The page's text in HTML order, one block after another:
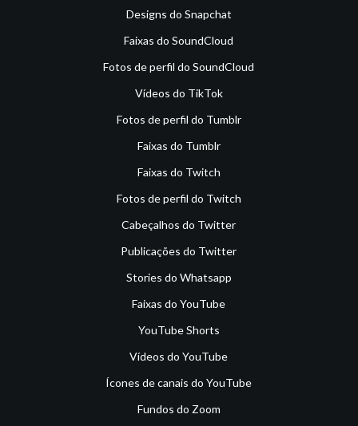
Designs do Snapchat
Faixas do SoundCloud
Fotos de perfil do SoundCloud
Vídeos do TikTok
Fotos de perfil do Tumblr
Faixas do Tumblr
Faixas do Twitch
Fotos de perfil do Twitch
Cabeçalhos do Twitter
Publicações do Twitter
Stories do Whatsapp
Faixas do YouTube
YouTube Shorts
Vídeos do YouTube
Ícones de canais do YouTube
Fundos do Zoom